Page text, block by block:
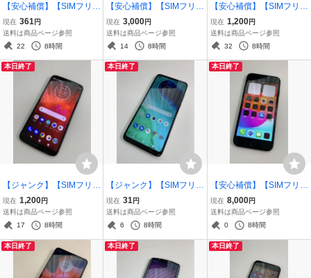
【安心補償】【SIMフリ
ー】Motorola Razr 5G 0
805-304
現在 361 円
送料は商品ページ参照
22
8時間
【安心補償】【SIMフリ
ー】motorola edge40 neo
0805-303
現在 3,000円
送料は商品ページ参照
14
8時間
【安心補償】【SIMフリ
ー】Motorola Moto G8 0
805-309
現在 1,200円
送料は商品ページ参照
32
8時間
本日終了
【ジャンク】【SIMフリ
ー】Motorola moto Z3 Pla
y 64G/4G 0805-308
現在 1,200円
送料は商品ページ参照
17
8時間
本日終了
【ジャンク】【SIMフリ
ー】Motorola Moto G8 0
805-302
現在 31円
送料は商品ページ参照
6
8時間
本日終了
【安心補償】【SIMフリ
ー】 Apple iPhoneSE2 64
GB 0722-304
現在 8,000円
送料は商品ページ参照
0
8時間
本日終了 本日終了 本日終了